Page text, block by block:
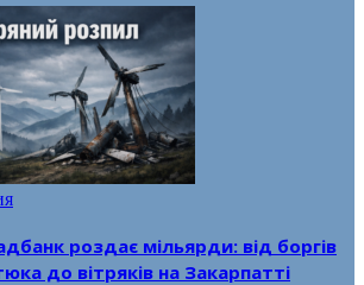
роздає мільярди: від боргів
до вітряків на Закарпатті